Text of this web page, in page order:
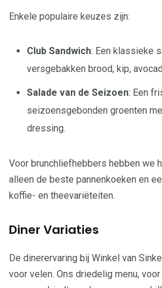
Enkele populaire keuzes zijn:
Club Sandwich: Een klassieke
versgebakken brood, kip,
Salade van de Seizoen: Een
seizoensgebonden groenten
dressing.
Voor brunchliefhebbers hebben we
alleen de beste pannenkoeken en
koffie- en theevariëteiten.
Diner Variaties
De dinerervaring bij Winkel van
voor velen. Ons driedelig menu,